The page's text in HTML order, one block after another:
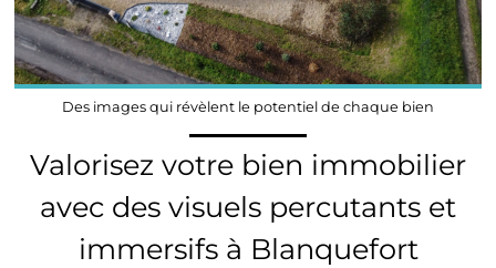
Des images qui révèlent le potentiel de chaque bien
Valorisez votre bien immobilier
avec des visuels percutants et
immersifs à Blanquefort